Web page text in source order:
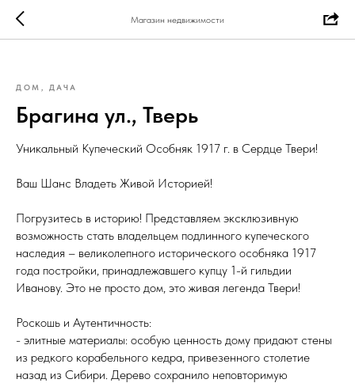
Магазин недвижимости
ДОМ, ДАЧА
Брагина ул., Тверь
Уникальный Купеческий Особняк 1917 г. в Сердце Твери!
Ваш Шанс Владеть Живой Историей!
Погрузитесь в историю! Представляем эксклюзивную
возможность стать владельцем подлинного купеческого
наследия – великолепного исторического особняка 1917
года постройки, принадлежавшего купцу 1-й гильдии
Иванову. Это не просто дом, это живая легенда Твери!
Роскошь и Аутентичность:
- элитные материалы: особую ценность дому придают стены
из редкого корабельного кедра, привезенного столетие
назад из Сибири. Дерево сохранило неповторимую